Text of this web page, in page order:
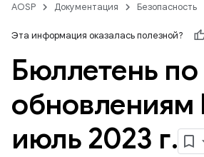
AOSP Документация Безопасность
Эта информация оказалась полезной?
Бюллетень по
обновлениям
июль 2023 г.